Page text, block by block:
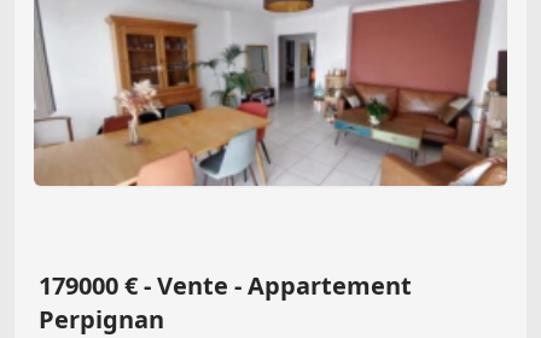
179000 € - Vente - Appartement
Perpignan